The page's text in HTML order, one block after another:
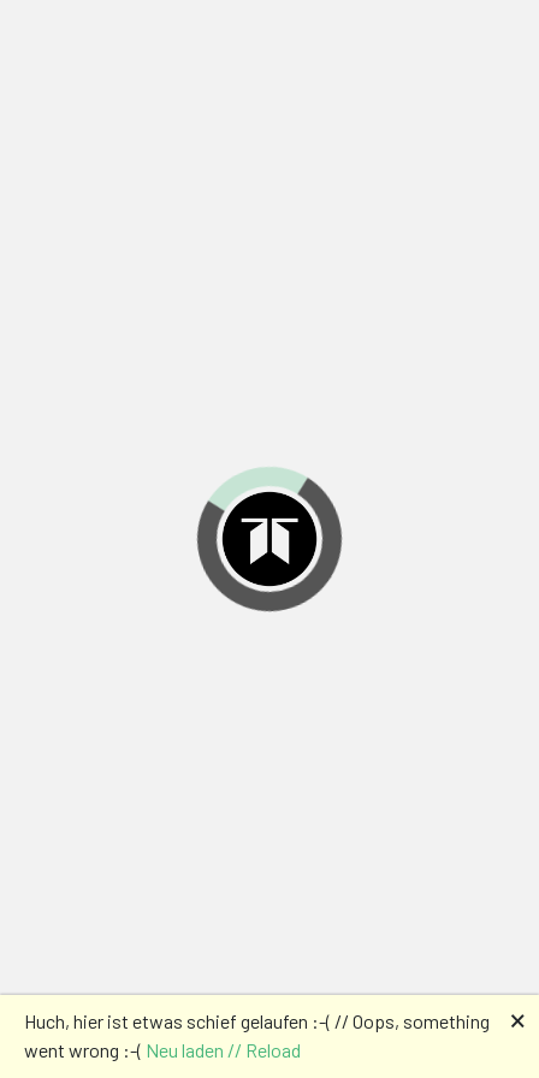
Huch, hier ist etwas schief gelaufen :-( // Oops, something
went wrong :-( Neu laden // Reload
🗙